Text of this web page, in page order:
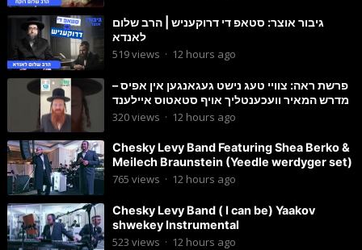
גיבור אוצר: סטאפ די דרוקעניש | הרב שלום
לאנדא
519views · 12 hours ago
פרשת ראה: צוויי טעג נישט געגאנגען אין אפיס –
מדרש המאיר וועכענטליך אויף סטאטוס איילענד
320views · 12 hours ago
Chesky Levy Band Featuring Shea Berko &
Meilech Braunstein (Yeedle werdyger set)
765 views · 12 hours ago
Chesky Levy Band ( I can be) Yaakov
shwekey Instrumental
523 views · 12 hours ago